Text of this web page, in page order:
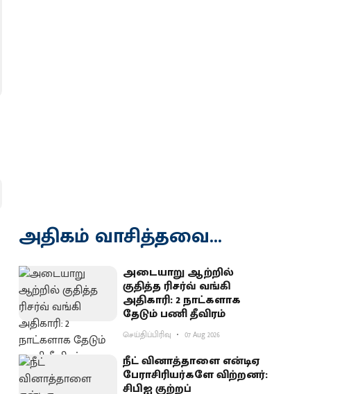
அதிகம் வாசித்தவை...
அடையாறு ஆற்றில்
குதித்த ரிசர்வ் வங்கி
அதிகாரி: 2 நாட்களாக
தேடும் பணி தீவிரம்
செய்திப்பிரிவு 07 Aug 2026
நீட் வினாத்தாளை என்டிஏ
பேராசிரியர்களே விற்றனர்:
சிபிஐ குற்றப்